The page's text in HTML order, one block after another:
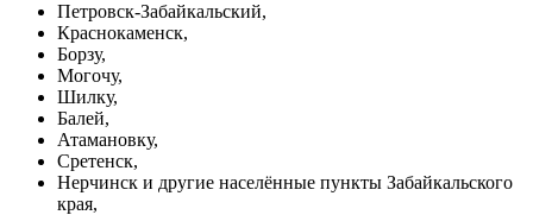
Петровск-Забайкальский,
Краснокаменск,
Борзу,
Могочу,
Шилку,
Балей,
Атамановку,
Сретенск,
Нерчинск и другие населённые пункты Забайкальского
края,